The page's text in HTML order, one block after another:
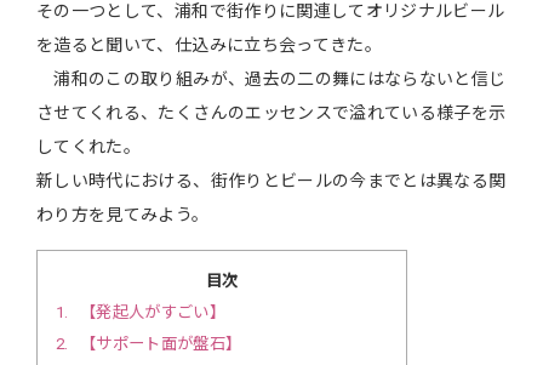
その一つとして、浦和で街作りに関連してオリジナルビール
を造ると聞いて、仕込みに立ち会ってきた。
浦和のこの取り組みが、過去の二の舞にはならないと信じ
させてくれる、たくさんのエッセンスで溢れている様子を示
してくれた。
新しい時代における、街作りとビールの今までとは異なる関
わり方を見てみよう。
目次
1
【発起人がすごい】
2
【サポート面が盤石】